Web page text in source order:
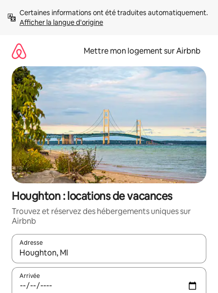
directement
Afficher la langue d'origine
Mettre mon logement sur Airbnb
Houghton : locations de vacances
Trouvez et réservez des hébergements uniques sur
Airbnb
Adresse
Lorsque les résultats s'affichent, utilisez les flèches vers le
Arrivée